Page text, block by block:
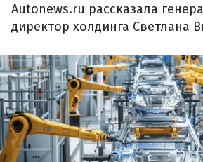
Autonews.ru рассказала
директор холдинга Светлана